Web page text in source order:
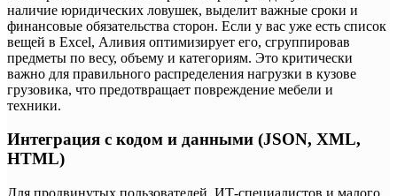
наличие юридических ловушек, выделит важные сроки и
финансовые обязательства сторон. Если у вас уже есть список
вещей в Excel, Аливия оптимизирует его, сгруппировав
предметы по весу, объему и категориям. Это критически
важно для правильного распределения нагрузки в кузове
грузовика, что предотвращает повреждение мебели и
техники.
Интеграция с кодом и данными (JSON, XML,
HTML)
Для продвинутых пользователей, ИТ-специалистов и малого